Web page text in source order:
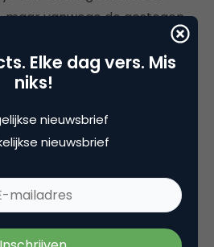
maar vanwege de gestegen
op onderzoek naar
mensen in
weer even top-of-mind
is dat je dan niet echt je
Elke dag vers. Mis
niks!
nieuwsbrief
nieuwsbrief